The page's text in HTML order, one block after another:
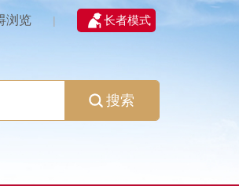
浏览 | 长者模式
搜索